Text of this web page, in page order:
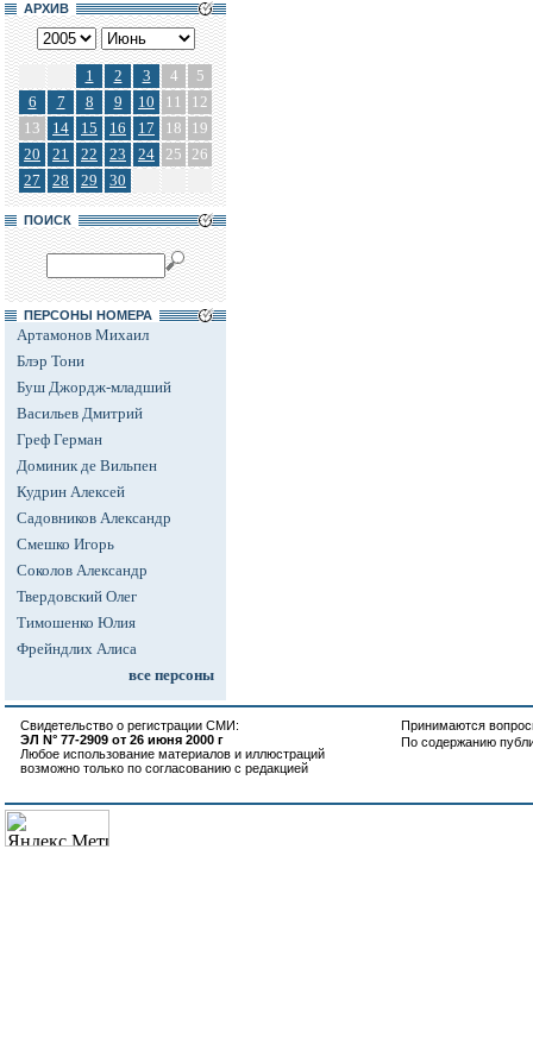
АРХИВ
1 2 3 4
5
6
7 8 9 10 11
12
13
14 15 16 17 18
19
20
21 22 23 24 25 26
27
28 29 30
ПОИСК
ПЕРСОНЫ НОМЕРА
Артамонов Михаил
Блэр Тони
Буш Джордж-младший
Васильев Дмитрий
Греф Герман
Доминик де Вильпен
Кудрин Алексей
Садовников Александр
Смешко Игорь
Соколов Александр
Твердовский Олег
Тимошенко Юлия
Фрейндлих Алиса
все персоны
Свидетельство о регистрации СМИ:
ЭЛ N° 77-2909 от 26 июня 2000 г
Любое использование материалов и иллюстраций
возможно только по согласованию с редакцией
Принимаются
По содержанию